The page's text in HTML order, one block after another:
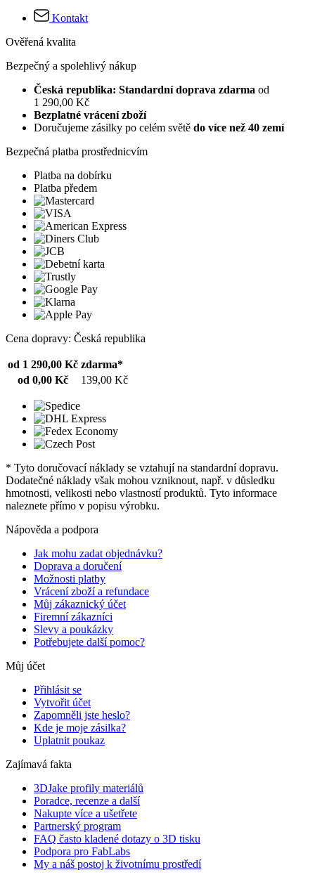
Kontakt
Ověřená kvalita
Bezpečný a spolehlivý nákup
Česká republika: Standardní doprava zdarma od
1 290,00 Kč
Bezplatné vrácení zboží
Doručujeme zásilky po celém světě do více než 40 zemí
Bezpečná platba prostřednicvím
Platba na dobírku
Platba předem
Cena dopravy: Česká republika
od 1 290,00 Kč zdarma*
od 0,00 Kč
139,00 Kč
* Tyto doručovací náklady se vztahují na standardní dopravu.
Dodatečné náklady však mohou vzniknout, např. v důsledku
hmotnosti, velikosti nebo vlastností produktů. Tyto informace
naleznete přímo v popisu výrobku.
Nápověda a podpora
Jak mohu zadat objednávku?
Doprava a doručení
Možnosti platby
Vrácení zboží a refundace
Můj zákaznický účet
Firemní zákazníci
Slevy a poukázky
Potřebujete další pomoc?
Můj účet
Přihlásit se
Vytvořit účet
Zapomněli jste heslo?
Kde je moje zásilka?
Uplatnit poukaz
Zajímavá fakta
3DJake profily materiálů
Poradce, recenze a další
Nakupte více a ušetřete
Partnerský program
FAQ často kladené dotazy o 3D tisku
Podpora pro FabLabs
My a náš postoj k životnímu prostředí